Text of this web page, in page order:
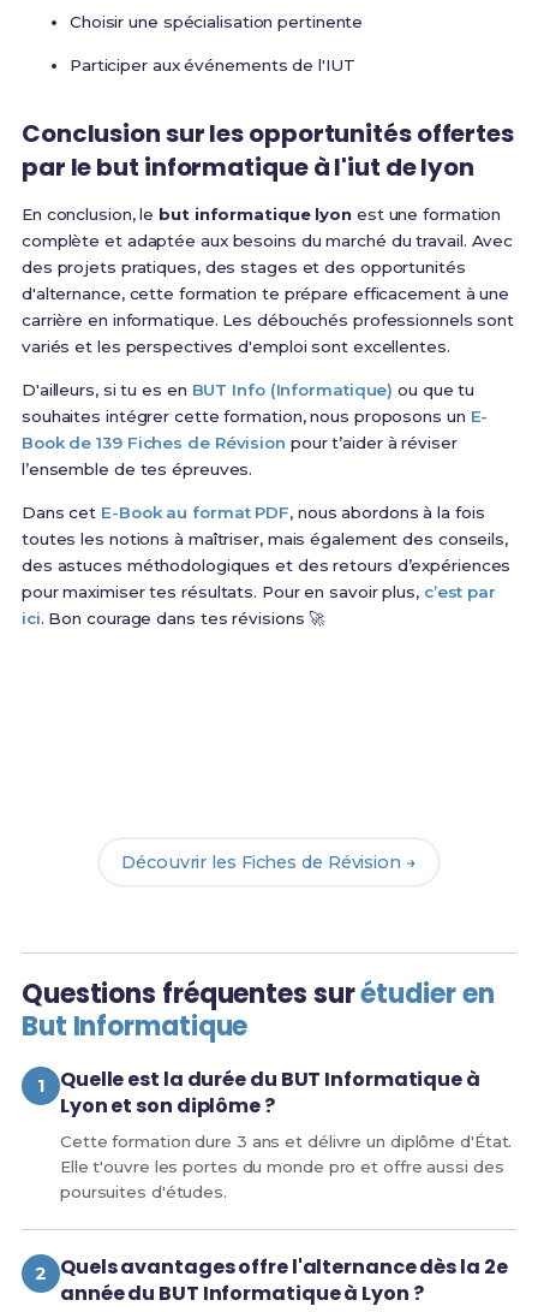
Choisir une spécialisation pertinente
Participer aux événements de l'IUT
Conclusion sur les opportunités offertes
par le but informatique à l'iut de lyon
En conclusion, le but informatique lyon est une formation
complète et adaptée aux besoins du marché du travail. Avec
des projets pratiques, des stages et des opportunités
d'alternance, cette formation te prépare efficacement à une
carrière en informatique. Les débouchés professionnels sont
variés et les perspectives d'emploi sont excellentes.
D'ailleurs, si tu es en BUT Info (Informatique) ou que tu
souhaites intégrer cette formation, nous proposons un E-
Book de 139 Fiches de Révision pour t’aider à réviser
l’ensemble de tes épreuves.
Dans cet E-Book au format PDF, nous abordons à la fois
toutes les notions à maîtriser, mais également des conseils,
des astuces méthodologiques et des retours d’expériences
pour maximiser tes résultats. Pour en savoir plus, c’est par
ici. Bon courage dans tes révisions 🚀
Découvrir les Fiches de Révision →
Questions fréquentes surétudier en
But Informatique
Quelle est la durée du BUT Informatique à
Lyon et son diplôme ?
Cette formation dure 3 ans et délivre un diplôme d'État.
Elle t'ouvre les portes du monde pro et offre aussi des
poursuites d'études.
Quels avantages offre l'alternance dès la 2e
année du BUT Informatique à Lyon ?